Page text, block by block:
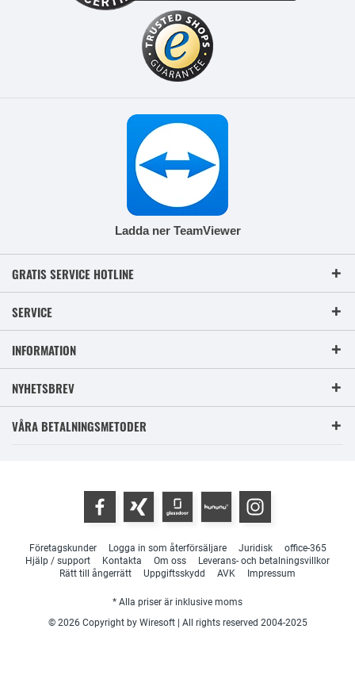
Ladda ner TeamViewer
GRATIS SERVICE HOTLINE
SERVICE
INFORMATION
NYHETSBREV
VÅRA BETALNINGSMETODER
Företagskunder Logga in som återförsäljare Juridisk
office-365
Hjälp / support
Kontakta Om oss
Leverans- och betalningsvillkor
Rätt till ångerrätt
Uppgiftsskydd AVK Impressum
* Alla priser är inklusive moms
© 2026 Copyright by Wiresoft | All rights reserved 2004-2025